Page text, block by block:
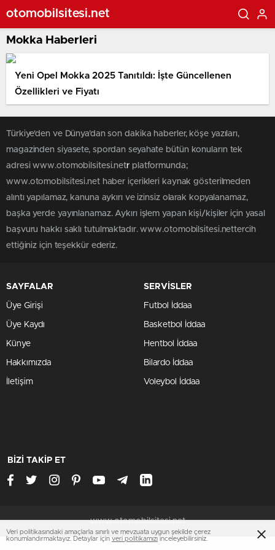
otomobilsitesi.net
Mokka Haberleri
Yeni Opel Mokka 2025 Tanıtıldı: İşte Güncellenen
Özellikleri ve Fiyatı
Türkiye'den ve Dünya’dan son dakika haberler, köşe yazıları,
magazinden siyasete, spordan seyahate bütün konuların tek
adresi www.otomobilsitesi.netr platformunda;
www.otomobilsitesi.net haber içerikleri kaynak gösterilmeden
alıntı yapılamaz, kanuna aykırı ve izinsiz olarak kopyalanamaz,
başka yerde yayınlanamaz. Aykırı işlem yapan kişi/kişiler için yasal
başvuru hakkı saklı tutulmaktadır. www.otomobilsitesi.nettercih
ettiğiniz için teşekkür ederiz.
SAYFALAR
Üye Girişi
Üye Kaydı
Künye
Hakkımızda
İletişim
SERVİSLER
Futbol İddaa
Basketbol İddaa
Hentbol İddaa
Bilardo İddaa
Voleybol İddaa
BİZİ TAKİP ET
www.otomobilsitesi.net
Veri politikasındaki amaçlarla sınırlı ve mevzuata uygun şekilde çerez
konumlandırmaktayız. Detaylar için veri politikamızı inceleyebilirsiniz.